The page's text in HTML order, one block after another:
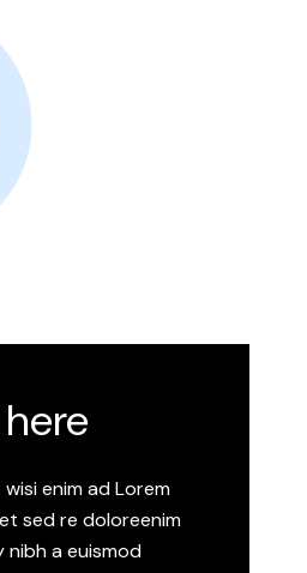
enim ad Lorem
sed re doloreenim
nibh a euismod